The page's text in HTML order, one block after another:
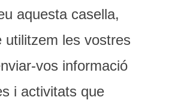
aquesta casella,
utilitzem les vostres
vos informació
i activitats que